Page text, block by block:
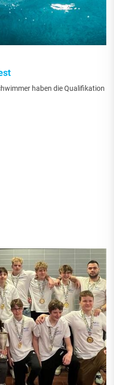
haben die Qualifikation